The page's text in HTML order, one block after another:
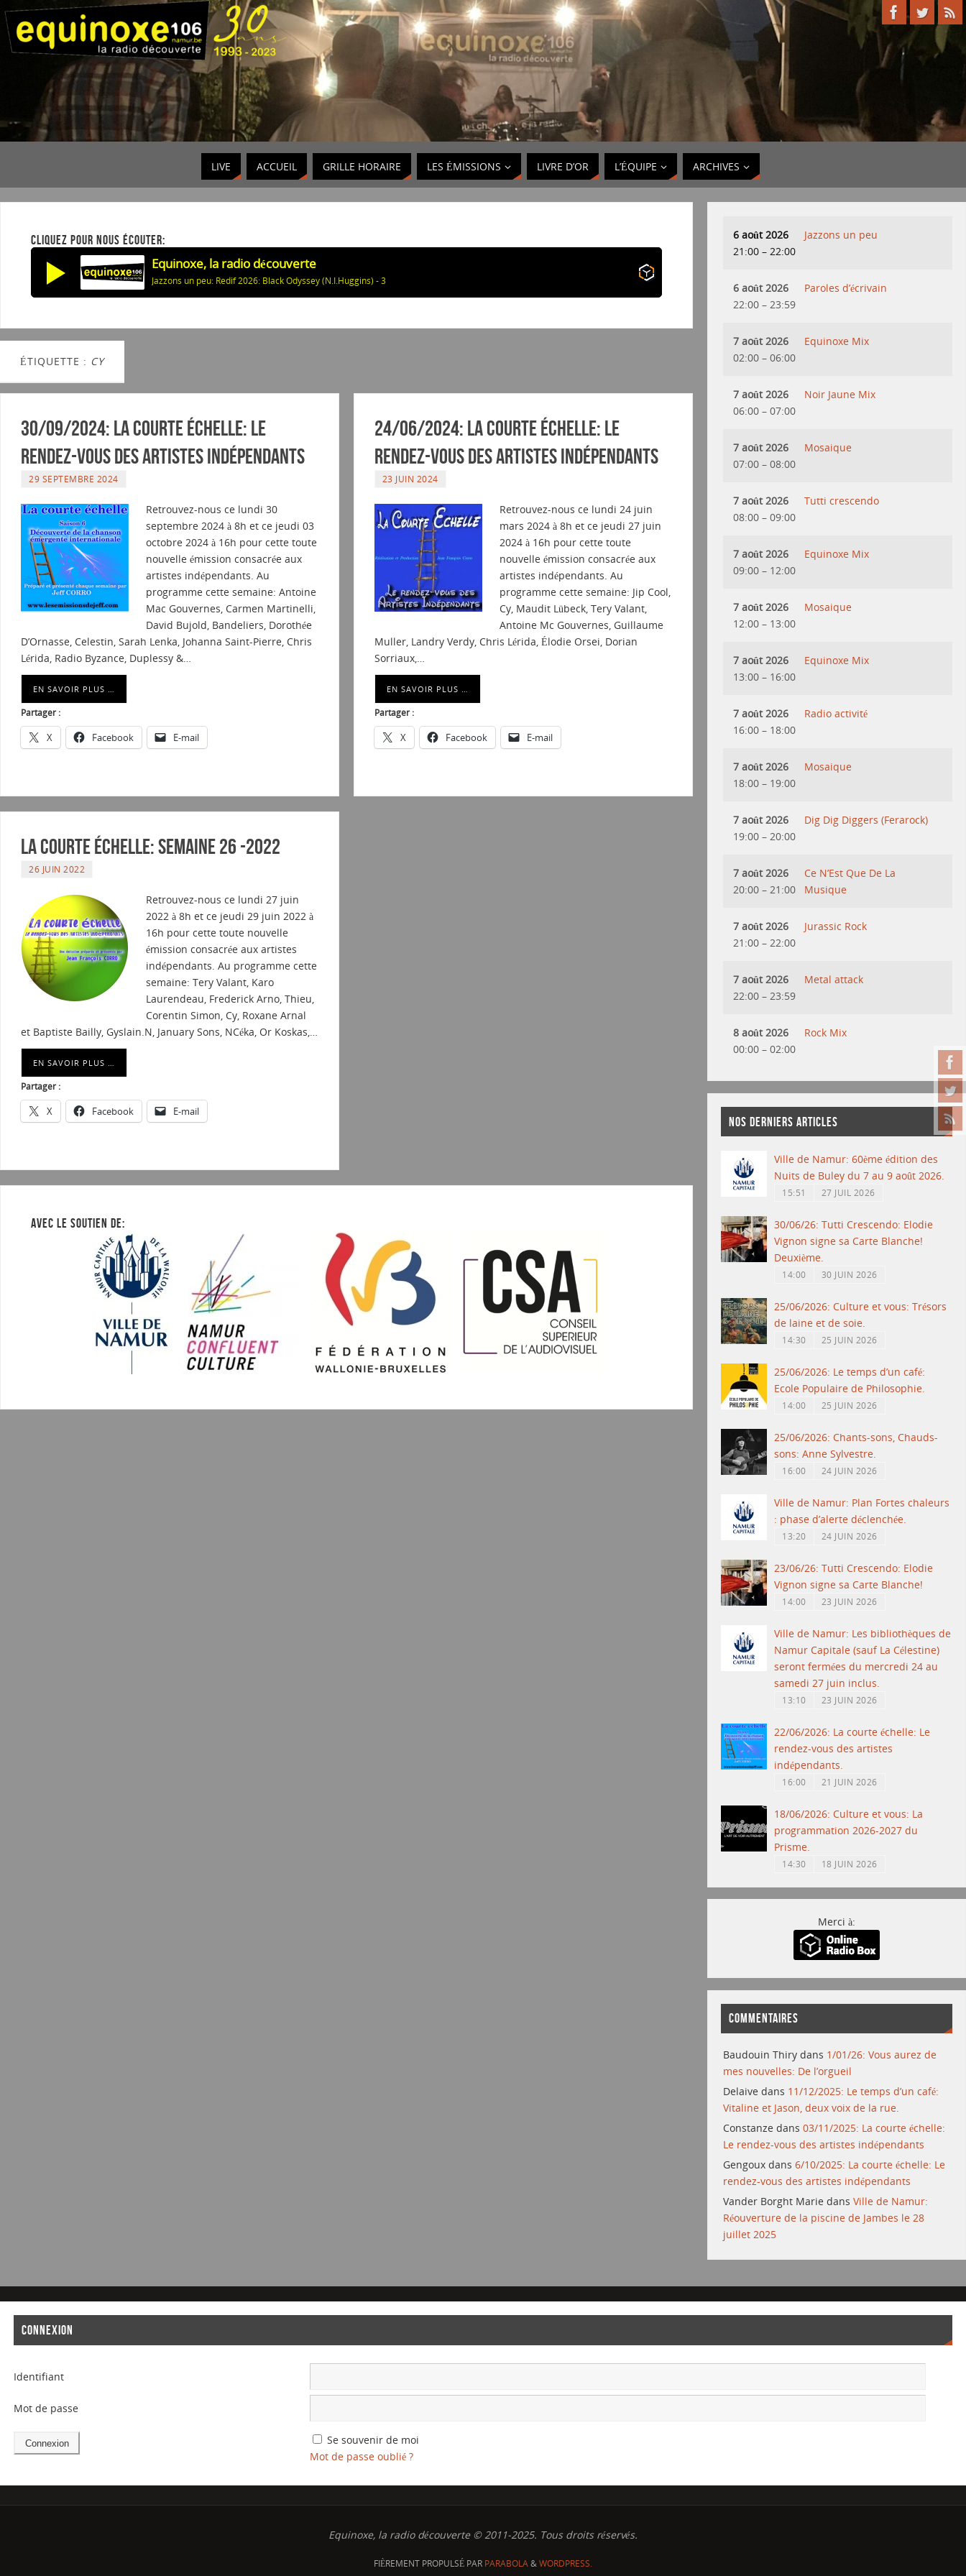
LIVE ACCUEIL GRILLE HORAIRE LES ÉMISSIONS LIVRE D’OR L’ÉQUIPE ARCHIVES
CLIQUEZ POUR NOUS ÉCOUTER:
Equinoxe, la radio découverte
Jazzons un peu: Redif 2026: Black Odyssey (N.I.Huggins) - 3
ÉTIQUETTE : CY
30/09/2024: La courte échelle: Le
rendez-vous des artistes indépendants
29 SEPTEMBRE 2024
Retrouvez-nous ce lundi 30
septembre 2024 à 8h et ce jeudi 03
octobre 2024 à 16h pour cette toute
nouvelle émission consacrée aux
artistes indépendants. Au
programme cette semaine: Antoine
Mac Gouvernes, Carmen Martinelli,
David Bujold, Bandeliers, Dorothée
D’Ornasse, Celestin, Sarah Lenka, Johanna Saint-Pierre, Chris
Lérida, Radio Byzance, Duplessy &…
EN SAVOIR PLUS …
Partager :
X Facebook E-mail
24/06/2024: La courte échelle: Le
rendez-vous des artistes indépendants
23 JUIN 2024
Retrouvez-nous ce lundi 24 juin
mars 2024 à 8h et ce jeudi 27 juin
2024 à 16h pour cette toute
nouvelle émission consacrée aux
artistes indépendants. Au
programme cette semaine: Jip Cool,
Cy, Maudit Lübeck, Tery Valant,
Antoine Mc Gouvernes, Guillaume
Muller, Landry Verdy, Chris Lérida, Élodie Orsei, Dorian
Sorriaux,…
EN SAVOIR PLUS …
Partager :
X Facebook E-mail
La courte échelle: semaine 26 -2022
26 JUIN 2022
Retrouvez-nous ce lundi 27 juin
2022 à 8h et ce jeudi 29 juin 2022 à
16h pour cette toute nouvelle
émission consacrée aux artistes
indépendants. Au programme cette
semaine: Tery Valant, Karo
Laurendeau, Frederick Arno, Thieu,
Corentin Simon, Cy, Roxane Arnal
et Baptiste Bailly, Gyslain.N, January Sons, NCéka, Or Koskas,…
EN SAVOIR PLUS …
Partager :
X Facebook E-mail
AVEC LE SOUTIEN DE:
6 août 2026
21:00 – 22:00
Jazzons un peu
6 août 2026
22:00 – 23:59
Paroles d’écrivain
7 août 2026
02:00 – 06:00
Equinoxe Mix
7 août 2026
06:00 – 07:00
Noir Jaune Mix
7 août 2026
07:00 – 08:00
Mosaique
7 août 2026
08:00 – 09:00
Tutti crescendo
7 août 2026
09:00 – 12:00
Equinoxe Mix
7 août 2026
12:00 – 13:00
Mosaique
7 août 2026
13:00 – 16:00
Equinoxe Mix
7 août 2026
16:00 – 18:00
Radio activité
7 août 2026
18:00 – 19:00
Mosaique
7 août 2026
19:00 – 20:00
Dig Dig Diggers (Ferarock)
7 août 2026
20:00 – 21:00
Ce N’Est Que De La
Musique
7 août 2026
21:00 – 22:00
Jurassic Rock
7 août 2026
22:00 – 23:59
Metal attack
8 août 2026
00:00 – 02:00
Rock Mix
NOS DERNIERS ARTICLES
Ville de Namur: 60ème édition des
Nuits de Buley du 7 au 9 août 2026.
15:51 27 JUIL 2026
30/06/26: Tutti Crescendo: Elodie
Vignon signe sa Carte Blanche!
Deuxième.
14:00 30 JUIN 2026
25/06/2026: Culture et vous: Trésors
de laine et de soie.
14:30 25 JUIN 2026
25/06/2026: Le temps d’un café:
Ecole Populaire de Philosophie.
14:00 25 JUIN 2026
25/06/2026: Chants-sons, Chauds-
sons: Anne Sylvestre.
16:00 24 JUIN 2026
Ville de Namur: Plan Fortes chaleurs
: phase d’alerte déclenchée.
13:20 24 JUIN 2026
23/06/26: Tutti Crescendo: Elodie
Vignon signe sa Carte Blanche!
14:00 23 JUIN 2026
Ville de Namur: Les bibliothèques de
Namur Capitale (sauf La Célestine)
seront fermées du mercredi 24 au
samedi 27 juin inclus.
13:10 23 JUIN 2026
22/06/2026: La courte échelle: Le
rendez-vous des artistes
indépendants.
16:00 21 JUIN 2026
18/06/2026: Culture et vous: La
programmation 2026-2027 du
Prisme.
14:30 18 JUIN 2026
Merci à:
COMMENTAIRES
Baudouin Thiry dans 1/01/26: Vous aurez de
mes nouvelles: De l’orgueil
Delaive dans 11/12/2025: Le temps d’un café:
Vitaline et Jason, deux voix de la rue.
Constanze dans03/11/2025: La courte échelle:
Le rendez-vous des artistes indépendants
Gengoux dans6/10/2025: La courte échelle: Le
rendez-vous des artistes indépendants
Vander Borght Marie dansVille de Namur:
Réouverture de la piscine de Jambes le 28
juillet 2025
CONNEXION
Identifiant
Mot de passe
Se souvenir de moi
Mot de passe oublié ?
Equinoxe, la radio découverte © 2011-2025. Tous droits réservés.
FIÈREMENT PROPULSÉ PAR PARABOLA&WORDPRESS.